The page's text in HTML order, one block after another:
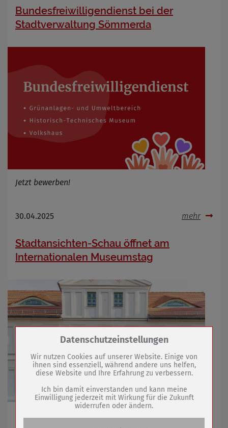
Bundesfreiwilligendienst bei der
Stadtverwaltung Sömmerda
Jetzt bewerben!
30.04.2025 mehr
Stadtansichten-Schau öffnet am
Internationalen Museumstag
Zum Betrieb der Seite notwendige Cookies /
Name
PHP Session Cookie
Anbieter
Eigentümer dieser Website (Wenko-
Wenselaar GmbH & Co. KG)
Absicherung Kontaktformular / SPAM
Datenschutzeinstellungen
Wir nutzen Cookies auf unserer Website. Einige von
ihnen sind essenziell, während andere uns helfen,
diese Website und Ihre Erfahrung zu verbessern.
Ich bin damit einverstanden und kann meine
Einwilligung jederzeit mit Wirkung für die Zukunft
widerrufen oder ändern.